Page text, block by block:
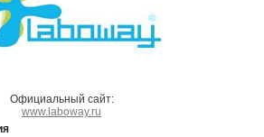
Официальный сайт:
www.laboway.ru